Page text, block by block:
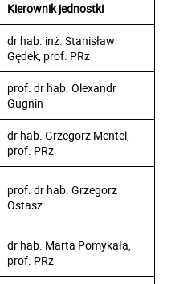
Kierownik jednostki
dr hab. inż. Stanisław
Gędek, prof. PRz
prof. dr hab. Olexandr
Gugnin
dr hab. Grzegorz Mentel,
prof. PRz
prof. dr hab. Grzegorz
Ostasz
dr hab. Marta Pomykała,
prof. PRz